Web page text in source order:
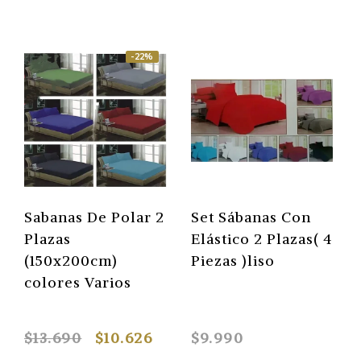
-22%
Sabanas De Polar 2
Plazas
(150x200cm)
colores Varios
$13.690 $10.626
Set Sábanas Con
Elástico 2 Plazas( 4
Piezas )liso
$9.990